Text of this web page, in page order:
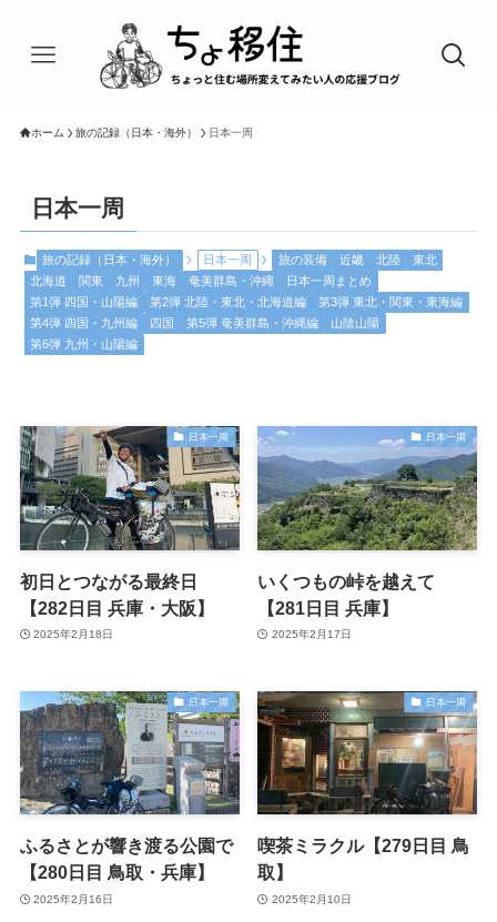
ホーム 旅の記録（日本・海外） 日本一周
日本一周
旅の記録（日本・海外） 日本一周 旅の装備 近畿 北陸
東北
北海道
関東 九州 東海 奄美群島・沖縄
日本一周まとめ
第1弾 四国・山陽編
第2弾 北陸・東北・北海道編
第3弾 東北・関東・東海編
第4弾 四国・九州編
四国 第5弾 奄美群島・沖縄編
山陰山陽
第6弾 九州・山陽編
日本一周
初日とつながる最終日
【282日目 兵庫・大阪】
2025年2月18日
日本一周
いくつもの峠を越えて
【281日目 兵庫】
2025年2月17日
日本一周
ふるさとが響き渡る公園で
【280日目 鳥取・兵庫】
2025年2月16日
日本一周
喫茶ミラクル【279日目 鳥
取】
2025年2月10日